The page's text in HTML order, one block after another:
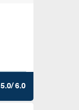
5.0/ 6.0